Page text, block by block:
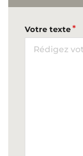
Votre texte